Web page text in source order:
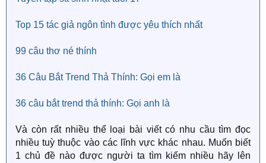
Top 15 tác giả ngôn tình được yêu thích nhất
99 câu thơ né thính
36 Câu Bắt Trend Thả Thính: Gọi em là
36 câu bắt trend thả thính: Gọi anh là
Và còn rất nhiều thể loại bài viết có nhu cầu tìm đọc
nhiều tuỳ thuộc vào các lĩnh vực khác nhau. Muốn biết
1 chủ đề nào được người ta tìm kiếm nhiều hãy lên